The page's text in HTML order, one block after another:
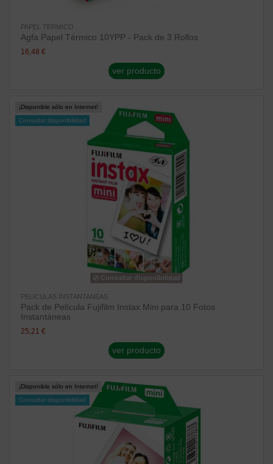
PAPEL TERMICO
Agfa Papel Térmico 10YPP - Pack de 3 Rollos
16,48 €
ver producto
¡Disponible sólo en Internet!
Consultar disponibilidad
Consultar disponibilidad
PELICULAS INSTANTANEAS
Pack de Película Fujifilm Instax Mini para 10 Fotos
Instantáneas
25,21 €
ver producto
¡Disponible sólo en Internet!
Consultar disponibilidad